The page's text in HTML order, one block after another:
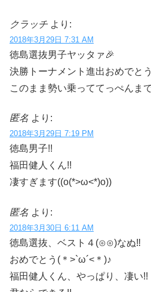
クラッチ より:
2018年3月29日 7:31 AM
徳島選抜男子ヤッタァ🎉
決勝トーナメント進出おめでと
このまま勢い乗っててっぺんま
匿名 より:
2018年3月29日 7:19 PM
徳島男子!!
福田健人くん!!
凄すぎます((o(*>ω<*)o))
匿名 より:
2018年3月30日 6:11 AM
徳島選抜、ベスト４(⊙⊙)なぬ‼
おめでとう(＊>`ω´<＊)♪
福田健人くん、やっぱり、凄い!!